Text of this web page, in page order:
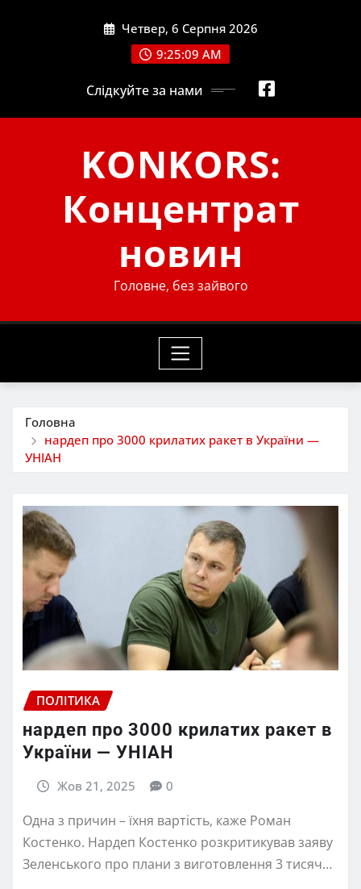
Четвер, 6 Серпня 2026
9:25:10 AM
Слідкуйте за нами
KONKORS:
Концентрат
новин
Головне, без зайвого
Головна
нардеп про 3000 крилатих ракет в України —
УНІАН
ПОЛІТИКА
нардеп про 3000 крилатих ракет в
України — УНІАН
Жов 21, 2025 0
Одна з причин – їхня вартість, каже Роман
Костенко. Нардеп Костенко розкритикував заяву
Зеленського про плани з виготовлення 3 тисяч…